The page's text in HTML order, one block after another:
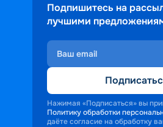
Подпишитесь на
лучшими
Нажимая «Подписаться» вы
Политику обработки
даёте согласие на обработку